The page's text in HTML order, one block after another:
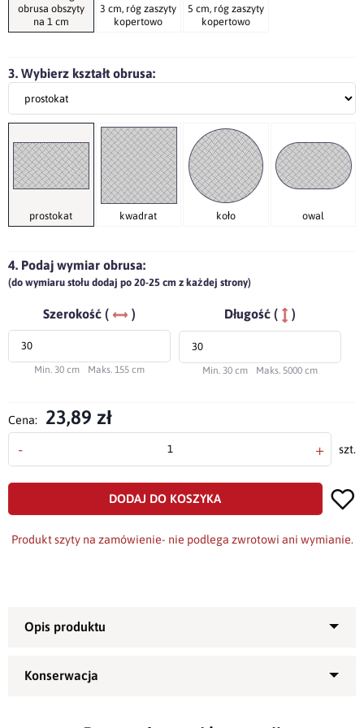
obrusa obszyty
na 1 cm
3 cm, róg zaszyty
kopertowo
5 cm, róg zaszyty
kopertowo
3. Wybierz kształt obrusa:
prostokat kwadrat koło owal
4. Podaj wymiar obrusa:
(do wymiaru stołu dodaj po 20-25 cm z każdej strony)
Szerokość ( )
Min. 30 cm Maks. 155 cm
Długość ( )
Min. 30 cm Maks. 5000 cm
Cena: 23,89 zł
- + szt.
DODAJ DO KOSZYKA
Produkt szyty na zamówienie- nie podlega zwrotowi ani wymianie.
Obrus bawełniano-poliestrowy
naturalna dekoracja